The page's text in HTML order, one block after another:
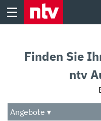
Skip
Audio
Das Beste
Finden Sie
ntv
Angebote ▾